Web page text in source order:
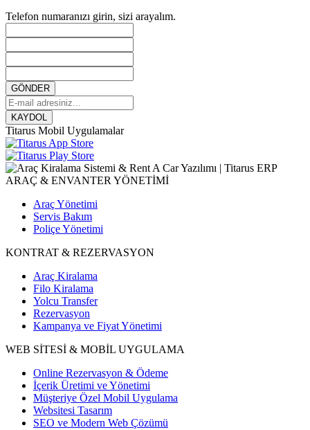
Telefon numaranızı girin, sizi arayalım.
GÖNDER
KAYDOL
Titarus Mobil Uygulamalar
ARAÇ & ENVANTER YÖNETİMİ
Araç Yönetimi
Servis Bakım
Poliçe Yönetimi
KONTRAT & REZERVASYON
Araç Kiralama
Filo Kiralama
Yolcu Transfer
Rezervasyon
Kampanya ve Fiyat Yönetimi
WEB SİTESİ & MOBİL UYGULAMA
Online Rezervasyon & Ödeme
İçerik Üretimi ve Yönetimi
Müşteriye Özel Mobil Uygulama
Websitesi Tasarım
SEO ve Modern Web Çözümü